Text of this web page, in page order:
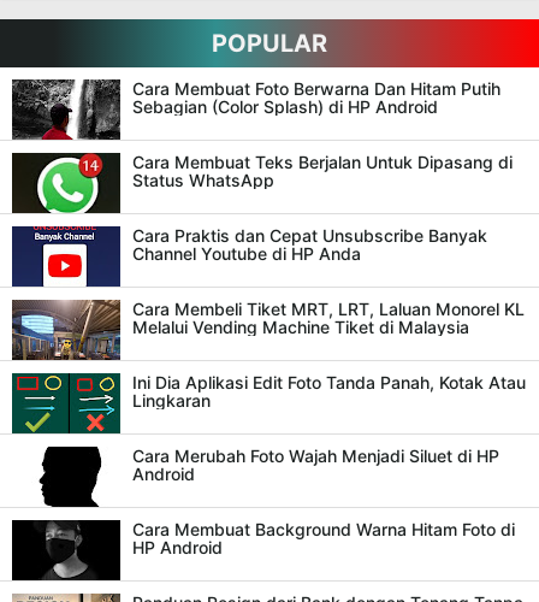
POPULAR
Cara Membuat Foto Berwarna Dan Hitam Putih
Sebagian (Color Splash) di HP Android
Cara Membuat Teks Berjalan Untuk Dipasang di
Status WhatsApp
Cara Praktis dan Cepat Unsubscribe Banyak
Channel Youtube di HP Anda
Cara Membeli Tiket MRT, LRT, Laluan Monorel KL
Melalui Vending Machine Tiket di Malaysia
Ini Dia Aplikasi Edit Foto Tanda Panah, Kotak Atau
Lingkaran
Cara Merubah Foto Wajah Menjadi Siluet di HP
Android
Cara Membuat Background Warna Hitam Foto di
HP Android